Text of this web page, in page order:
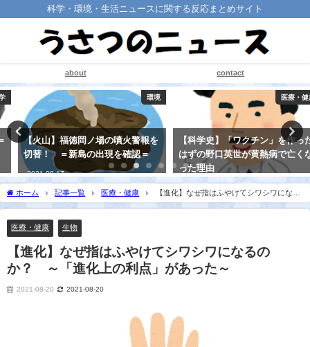
科学・環境・生活ニュースに関する反応まとめサイト
about contact
環境
【火山】福徳岡ノ場の噴火警報を
切替！ ＝新島の出現を確認＝
2021-08-17
医療・健康
【科学史】「ワクチン」を作った
はずの野口英世が黄熱病で亡くな
った理由
ホーム 記事一覧 医療・健康
【進化】なぜ指はふやけてシワシワになる
のか？ ～「進化上の利点」があった～
医療・健康 生物
【進化】なぜ指はふやけてシワシワになるの
か？ ～「進化上の利点」があった～
2021-08-20 2021-08-20